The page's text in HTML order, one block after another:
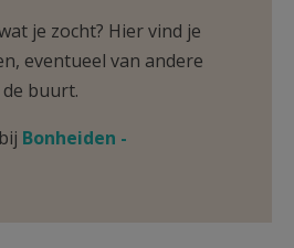
je zocht? Hier vind je
eventueel van andere
buurt.
Bonheiden -